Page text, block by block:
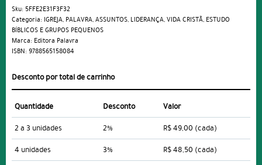
Sku: 5FFE2E31F3F32
Categoria: IGREJA, PALAVRA,ASSUNTOS, LIDERANÇA,VIDA CRISTÃ, ESTUDO
BÍBLICOS E GRUPOS PEQUENOS
Marca: Editora Palavra
ISBN: 9788565158084
Desconto por total de carrinho
Quantidade Desconto
Valor
2 a 3 unidades
2% R$ 49,00 (cada)
4 unidades
3% R$ 48,50 (cada)